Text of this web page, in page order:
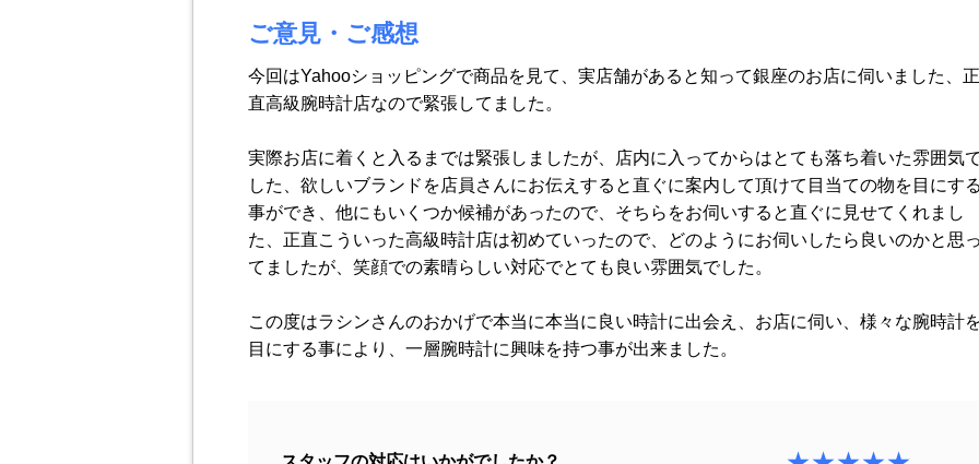
ご意見・ご感想
今回はYahooショッピングで商品を見て、実店舗があると知って銀座のお店に伺いました、正
直高級腕時計店なので緊張してました。
実際お店に着くと入るまでは緊張しましたが、店内に入ってからはとても落ち着いた雰囲気
した、欲しいブランドを店員さんにお伝えすると直ぐに案内して頂けて目当ての物を目にする
事ができ、他にもいくつか候補があったので、そちらをお伺いすると直ぐに見せてくれまし
た、正直こういった高級時計店は初めていったので、どのようにお伺いしたら良いのかと思っ
てましたが、笑顔での素晴らしい対応でとても良い雰囲気でした。
この度はラシンさんのおかげで本当に本当に良い時計に出会え、お店に伺い、様々な腕時計
目にする事により、一層腕時計に興味を持つ事が出来ました。